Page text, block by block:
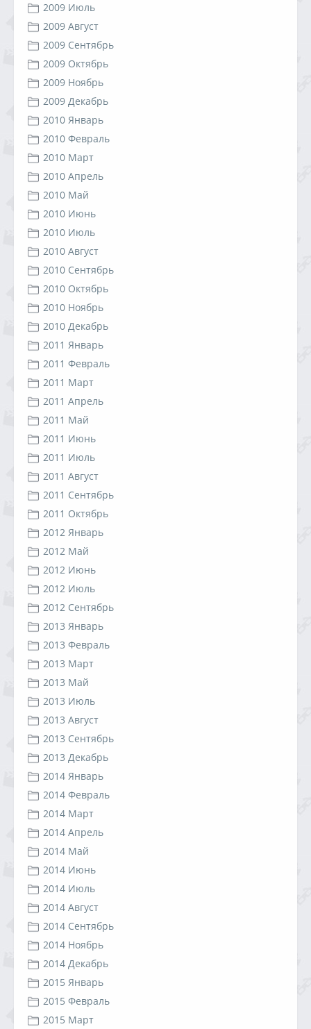
2009 Июль
2009 Август
2009 Сентябрь
2009 Октябрь
2009 Ноябрь
2009 Декабрь
2010 Январь
2010 Февраль
2010 Март
2010 Апрель
2010 Май
2010 Июнь
2010 Июль
2010 Август
2010 Сентябрь
2010 Октябрь
2010 Ноябрь
2010 Декабрь
2011 Январь
2011 Февраль
2011 Март
2011 Апрель
2011 Май
2011 Июнь
2011 Июль
2011 Август
2011 Сентябрь
2011 Октябрь
2012 Январь
2012 Май
2012 Июнь
2012 Июль
2012 Сентябрь
2013 Январь
2013 Февраль
2013 Март
2013 Май
2013 Июль
2013 Август
2013 Сентябрь
2013 Декабрь
2014 Январь
2014 Февраль
2014 Март
2014 Апрель
2014 Май
2014 Июнь
2014 Июль
2014 Август
2014 Сентябрь
2014 Ноябрь
2014 Декабрь
2015 Январь
2015 Февраль
2015 Март